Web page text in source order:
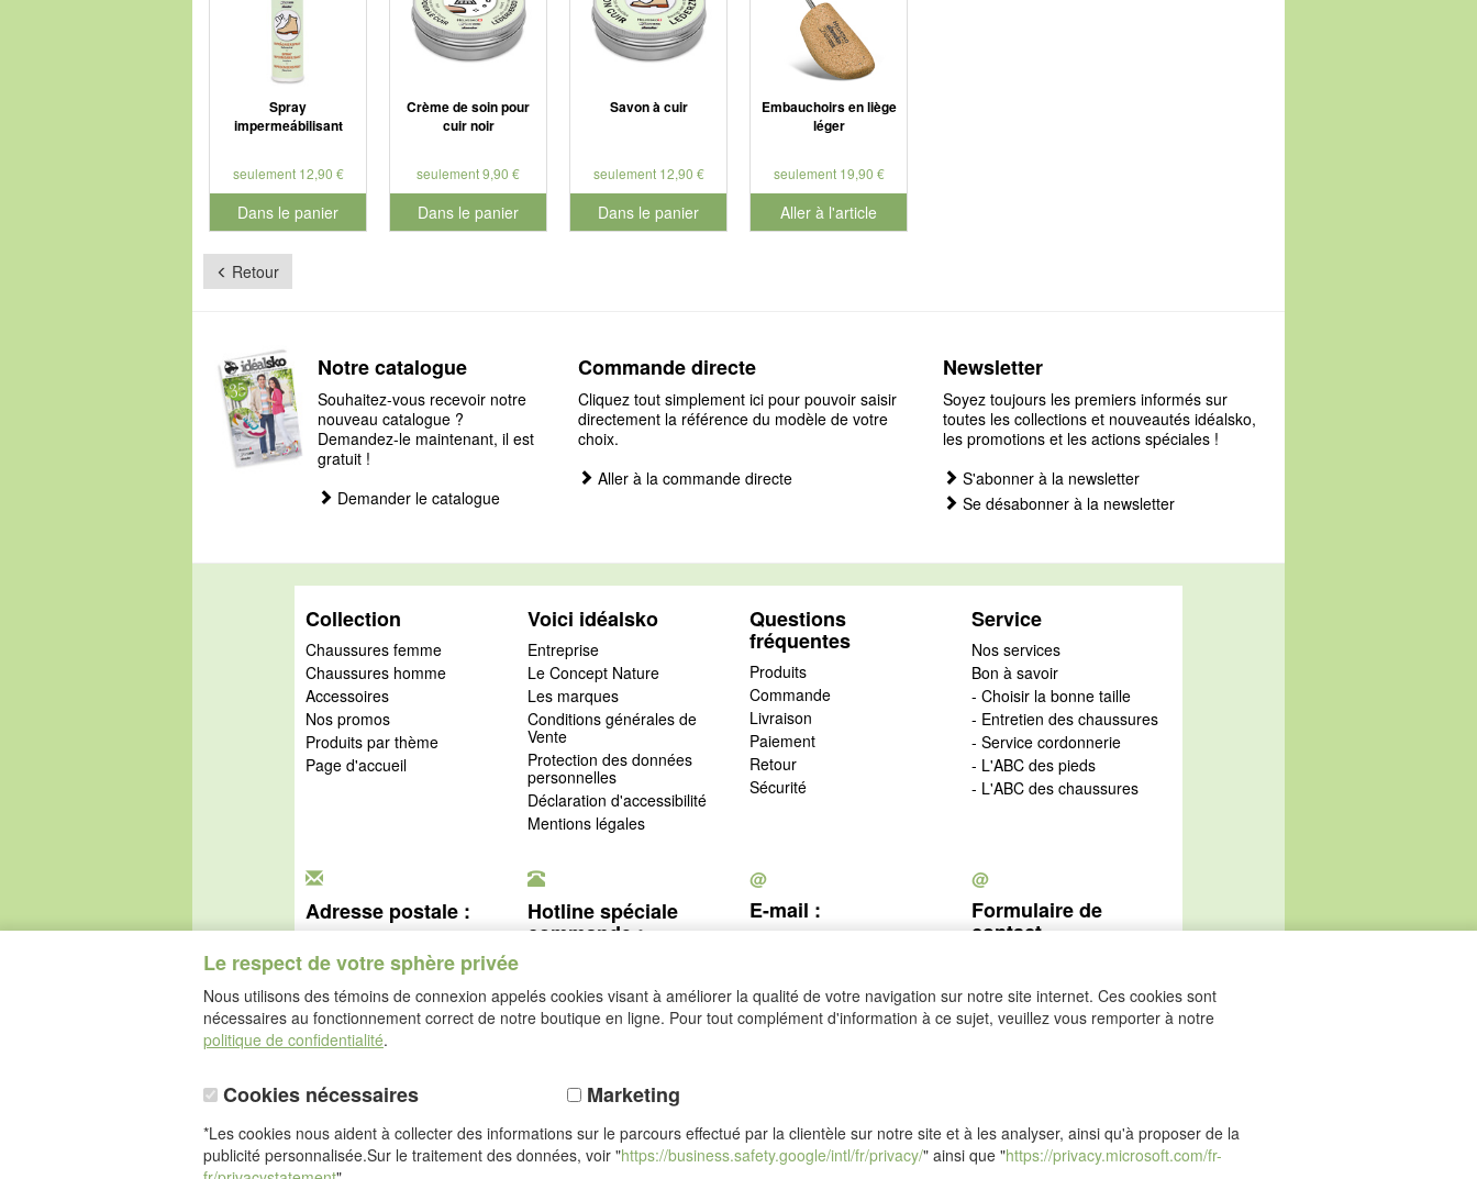
Spray
impermeábilisant
seulement 12,90 €
Dans le panier
pour le numéro de produit 901126
Crème de soin pour
cuir noir
seulement 9,90 €
Dans le panier
pour le numéro de produit 901187
Savon à cuir
seulement 12,90 €
Dans le panier
pour le numéro de produit 901127
Embauchoirs en liège
léger
seulement 19,90 €
Aller à l'article
Retour
Le respect de votre sphère privée
Nous utilisons des témoins de connexion appelés cookies visant à améliorer la qualité de votre navigation sur notre site internet. Ces cookies sont
nécessaires au fonctionnement correct de notre boutique en ligne. Pour tout complément d'information à ce sujet, veuillez vous remporter à notre
politique de confidentialité.
Cookies nécessaires Marketing
*Les cookies nous aident à collecter des informations sur le parcours effectué par la clientèle sur notre site et à les analyser, ainsi qu'à proposer de la
publicité personnalisée.Sur le traitement des données, voir "https://business.safety.google/intl/fr/privacy/" ainsi que "https://privacy.microsoft.com/fr-
Notre catalogue
Souhaitez-vous recevoir notre
nouveau catalogue ?
Demandez-le maintenant, il est
gratuit !
Demander le catalogue
Commande directe
Cliquez tout simplement ici pour pouvoir saisir
directement la référence du modèle de votre
choix.
Aller à la commande directe
Newsletter
Soyez toujours les premiers informés sur
toutes les collections et nouveautés idéalsko,
les promotions et les actions spéciales !
S'abonner à la newsletter
Se désabonner à la newsletter
Collection
Chaussures femme
Chaussures homme
Accessoires
Nos promos
Produits par thème
Page d'accueil
Voici idéalsko
Entreprise
Le Concept Nature
Les marques
Conditions générales de
Vente
Protection des données
personnelles
Déclaration d'accessibilité
Mentions légales
Questions
fréquentes
Produits
Commande
Livraison
Paiement
Retour
Sécurité
Service
Nos services
Bon à savoir
- Choisir la bonne taille
- Entretien des chaussures
- Service cordonnerie
- L'ABC des pieds
- L'ABC des chaussures
Adresse postale :
Rue de l'Industrie
67160 Wissembourg
Hotline spéciale
commande :
Se rétracter
@
E-mail :
@
Formulaire de
contact